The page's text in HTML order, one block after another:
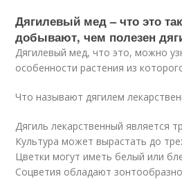
Дягилевый мед – что это
добывают, чем полезен
Дягилевый мед, что это, можно
особенности растения из
Что называют дягилем
Дягиль лекарственный является
Культура может вырастать до
Цветки могут иметь белый или
Соцветия обладают